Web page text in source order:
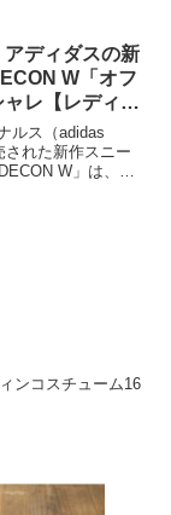
ディダスの新
W「オフ
レ【レディー
ルス（adidas
れた新作スニー
W」は、春
ンコスチューム16